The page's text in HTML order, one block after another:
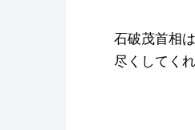
石破茂首相
尽くしてく